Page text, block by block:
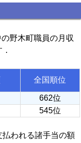
野木町職員の月収
全国順位
662位
545位
われる諸手当の額